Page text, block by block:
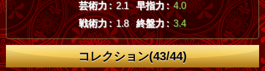
芸術力 : 2.1 早指力 : 4.0
戦術力 : 1.8 終盤力 : 3.4
コレクション(43/44)